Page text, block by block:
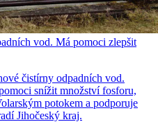
vod. Má pomoci zlepšit
čistírny odpadních vod.
snížit množství fosforu,
potokem a podporuje
Jihočeský kraj.